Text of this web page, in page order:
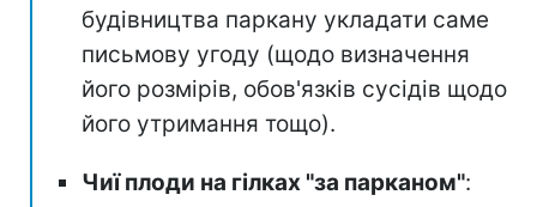
будівництва паркану укладати саме
письмову угоду (щодо визначення
його розмірів, обов'язків сусідів щодо
його утримання тощо).
Чиї плоди на гілках "за парканом":